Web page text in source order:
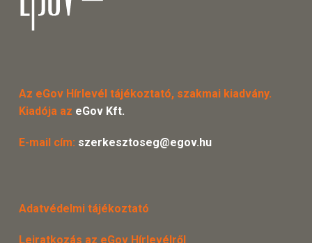
Az eGov Hírlevél tájékoztató, szakmai kiadvány.
Kiadója az eGov Kft.
E-mail cím: szerkesztoseg@egov.hu
Adatvédelmi tájékoztató
Leiratkozás az eGov Hírlevélről